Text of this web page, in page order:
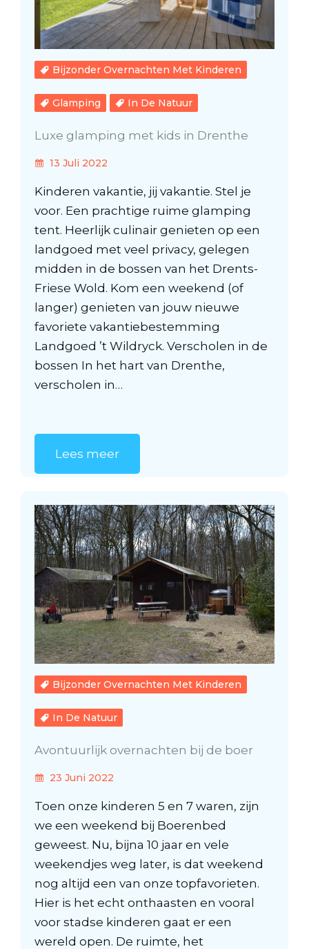
Bijzonder Overnachten Met Kinderen
Glamping In De Natuur
Luxe glamping met kids in Drenthe
13 Juli 2022
Kinderen vakantie, jij vakantie. Stel je
voor. Een prachtige ruime glamping
tent. Heerlijk culinair genieten op een
landgoed met veel privacy, gelegen
midden in de bossen van het Drents-
Friese Wold. Kom een weekend (of
langer) genieten van jouw nieuwe
favoriete vakantiebestemming
Landgoed ’t Wildryck. Verscholen in de
bossen In het hart van Drenthe,
verscholen in…
Lees meer
Bijzonder Overnachten Met Kinderen
In De Natuur
Avontuurlijk overnachten bij de boer
23 Juni 2022
Toen onze kinderen 5 en 7 waren, zijn
we een weekend bij Boerenbed
geweest. Nu, bijna 10 jaar en vele
weekendjes weg later, is dat weekend
nog altijd een van onze topfavorieten.
Hier is het echt onthaasten en vooral
voor stadse kinderen gaat er een
wereld open. De ruimte, het